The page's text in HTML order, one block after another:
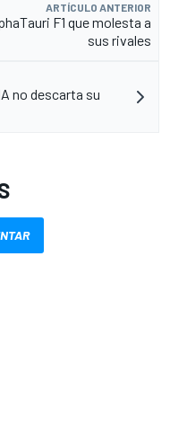
ARTÍCULO ANTERIOR
F1 que molesta a
sus rivales
no descarta su